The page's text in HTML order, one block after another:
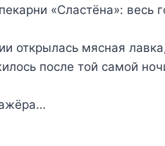
«Сластёна»:
открылась мясная
после той самой